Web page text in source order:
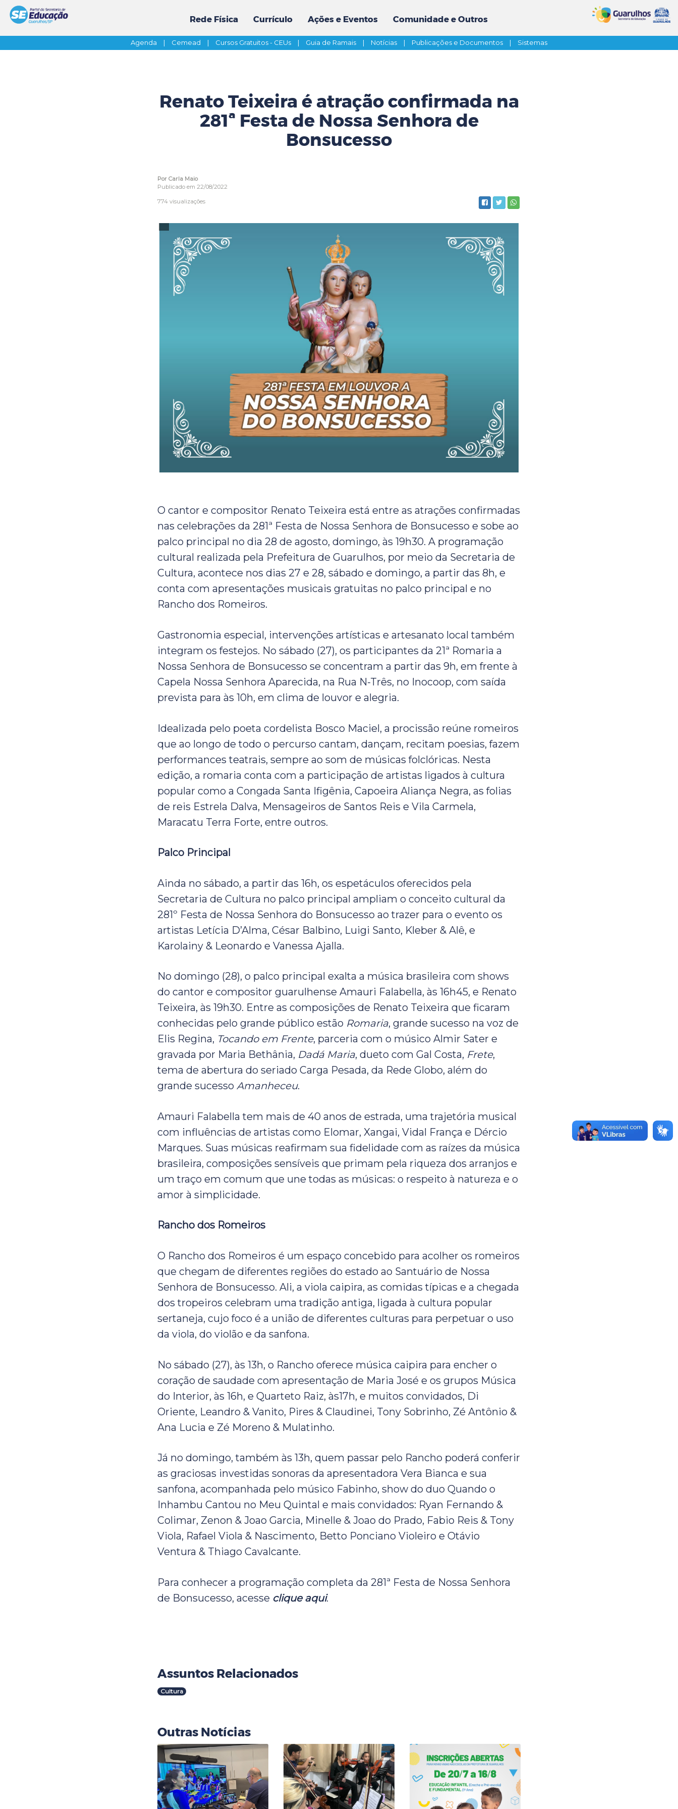
Rede Física Currículo Ações e Eventos Comunidade e Outros
Agenda | Cemead | Cursos Gratuitos - CEUs | Guia de Ramais | Notícias | Publicações e Documentos | Sistemas
Renato Teixeira é atração confirmada na
281ª Festa de Nossa Senhora de
Bonsucesso
Por Carla Maio
Publicado em 22/08/2022
774 visualizações
O cantor e compositor Renato Teixeira está entre as atrações confirmadas
nas celebrações da 281ª Festa de Nossa Senhora de Bonsucesso e sobe ao
palco principal no dia 28 de agosto, domingo, às 19h30. A programação
cultural realizada pela Prefeitura de Guarulhos, por meio da Secretaria de
Cultura, acontece nos dias 27 e 28, sábado e domingo, a partir das 8h, e
conta com apresentações musicais gratuitas no palco principal e no
Rancho dos Romeiros.
Gastronomia especial, intervenções artísticas e artesanato local também
integram os festejos. No sábado (27), os participantes da 21ª Romaria a
Nossa Senhora de Bonsucesso se concentram a partir das 9h, em frente à
Capela Nossa Senhora Aparecida, na Rua N-Três, no Inocoop, com saída
prevista para às 10h, em clima de louvor e alegria.
Idealizada pelo poeta cordelista Bosco Maciel, a procissão reúne romeiros
que ao longo de todo o percurso cantam, dançam, recitam poesias, fazem
performances teatrais, sempre ao som de músicas folclóricas. Nesta
edição, a romaria conta com a participação de artistas ligados à cultura
popular como a Congada Santa Ifigênia, Capoeira Aliança Negra, as folias
de reis Estrela Dalva, Mensageiros de Santos Reis e Vila Carmela,
Maracatu Terra Forte, entre outros.
Palco Principal
Ainda no sábado, a partir das 16h, os espetáculos oferecidos pela
Secretaria de Cultura no palco principal ampliam o conceito cultural da
281º Festa de Nossa Senhora do Bonsucesso ao trazer para o evento os
artistas Letícia D’Alma, César Balbino, Luigi Santo, Kleber & Alê, e
Karolainy & Leonardo e Vanessa Ajalla.
No domingo (28), o palco principal exalta a música brasileira com shows
do cantor e compositor guarulhense Amauri Falabella, às 16h45, e Renato
Teixeira, às 19h30. Entre as composições de Renato Teixeira que ficaram
conhecidas pelo grande público estão Romaria, grande sucesso na voz de
Elis Regina, Tocando em Frente, parceria com o músico Almir Sater e
gravada por Maria Bethânia, Dadá Maria, dueto com Gal Costa, Frete,
tema de abertura do seriado Carga Pesada, da Rede Globo, além do
grande sucesso Amanheceu.
Amauri Falabella tem mais de 40 anos de estrada, uma trajetória musical
com influências de artistas como Elomar, Xangai, Vidal França e Dércio
Marques. Suas músicas reafirmam sua fidelidade com as raízes da música
brasileira, composições sensíveis que primam pela riqueza dos arranjos e
um traço em comum que une todas as músicas: o respeito à natureza e o
amor à simplicidade.
Rancho dos Romeiros
O Rancho dos Romeiros é um espaço concebido para acolher os romeiros
que chegam de diferentes regiões do estado ao Santuário de Nossa
Senhora de Bonsucesso. Ali, a viola caipira, as comidas típicas e a chegada
dos tropeiros celebram uma tradição antiga, ligada à cultura popular
sertaneja, cujo foco é a união de diferentes culturas para perpetuar o uso
da viola, do violão e da sanfona.
No sábado (27), às 13h, o Rancho oferece música caipira para encher o
coração de saudade com apresentação de Maria José e os grupos Música
do Interior, às 16h, e Quarteto Raiz, às17h, e muitos convidados, Di
Oriente, Leandro & Vanito, Pires & Claudinei, Tony Sobrinho, Zé Antônio &
Ana Lucia e Zé Moreno & Mulatinho.
Já no domingo, também às 13h, quem passar pelo Rancho poderá conferir
as graciosas investidas sonoras da apresentadora Vera Bianca e sua
sanfona, acompanhada pelo músico Fabinho, show do duo Quando o
Inhambu Cantou no Meu Quintal e mais convidados: Ryan Fernando &
Colimar, Zenon & Joao Garcia, Minelle & Joao do Prado, Fabio Reis & Tony
Viola, Rafael Viola & Nascimento, Betto Ponciano Violeiro e Otávio
Ventura & Thiago Cavalcante.
Para conhecer a programação completa da 281ª Festa de Nossa Senhora
de Bonsucesso, acesse clique aqui.
Assuntos Relacionados
Cultura
Outras Notícias